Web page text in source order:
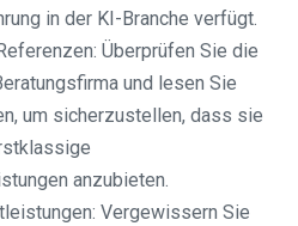
in der KI-Branche verfügt.
Überprüfen Sie die
und lesen Sie
um sicherzustellen, dass sie
anzubieten.
Vergewissern Sie